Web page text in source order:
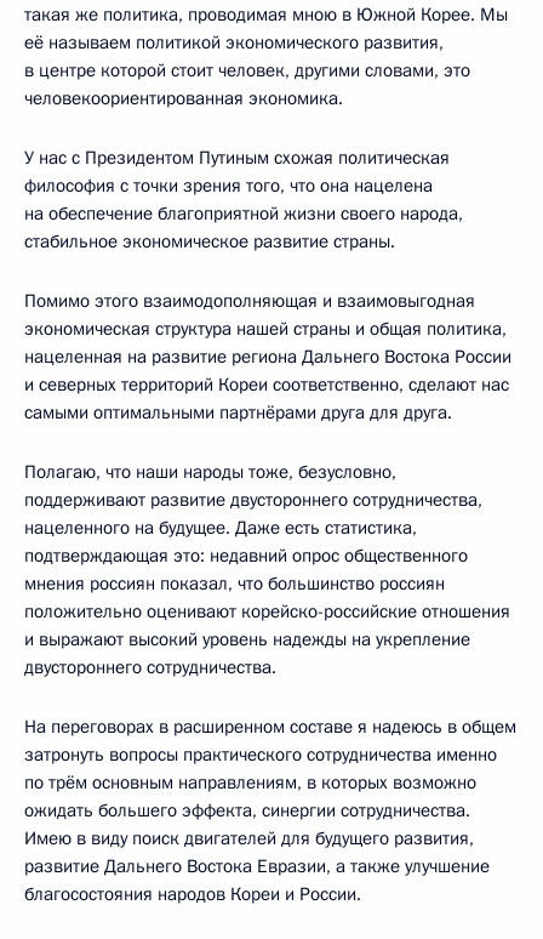
такая же политика, проводимая мною в Южной Корее. Мы
её называем политикой экономического развития,
в центре которой стоит человек, другими словами, это
человекоориентированная экономика.
У нас с Президентом Путиным схожая политическая
философия с точки зрения того, что она нацелена
на обеспечение благоприятной жизни своего народа,
стабильное экономическое развитие страны.
Помимо этого взаимодополняющая и взаимовыгодная
экономическая структура нашей страны и общая политика,
нацеленная на развитие региона Дальнего Востока России
и северных территорий Кореи соответственно, сделают нас
самыми оптимальными партнёрами друга для друга.
Полагаю, что наши народы тоже, безусловно,
поддерживают развитие двустороннего сотрудничества,
нацеленного на будущее. Даже есть статистика,
подтверждающая это: недавний опрос общественного
мнения россиян показал, что большинство россиян
положительно оценивают корейско-российские отношения
и выражают высокий уровень надежды на укрепление
двустороннего сотрудничества.
На переговорах в расширенном составе я надеюсь в общем
затронуть вопросы практического сотрудничества именно
по трём основным направлениям, в которых возможно
ожидать большего эффекта, синергии сотрудничества.
Имею в виду поиск двигателей для будущего развития,
развитие Дальнего Востока Евразии, а также улучшение
благосостояния народов Кореи и России.